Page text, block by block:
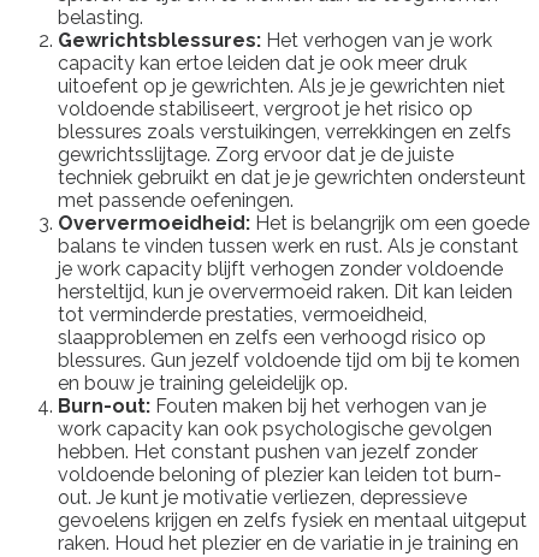
belasting.
Gewrichtsblessures: Het verhogen van je work
capacity kan ertoe leiden dat je ook meer druk
uitoefent op je gewrichten. Als je je gewrichten niet
voldoende stabiliseert, vergroot je het risico op
blessures zoals verstuikingen, verrekkingen en zelfs
gewrichtsslijtage. Zorg ervoor dat je de juiste
techniek gebruikt en dat je je gewrichten ondersteunt
met passende oefeningen.
Oververmoeidheid: Het is belangrijk om een goede
balans te vinden tussen werk en rust. Als je constant
je work capacity blijft verhogen zonder voldoende
hersteltijd, kun je oververmoeid raken. Dit kan leiden
tot verminderde prestaties, vermoeidheid,
slaapproblemen en zelfs een verhoogd risico op
blessures. Gun jezelf voldoende tijd om bij te komen
en bouw je training geleidelijk op.
Burn-out: Fouten maken bij het verhogen van je
work capacity kan ook psychologische gevolgen
hebben. Het constant pushen van jezelf zonder
voldoende beloning of plezier kan leiden tot burn-
out. Je kunt je motivatie verliezen, depressieve
gevoelens krijgen en zelfs fysiek en mentaal uitgeput
raken. Houd het plezier en de variatie in je training en